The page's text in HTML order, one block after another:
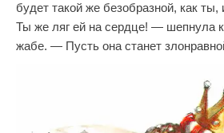
будет такой же безобразной, как ты,
Ты же ляг ей на сердце! — шепнула
жабе. — Пусть она станет